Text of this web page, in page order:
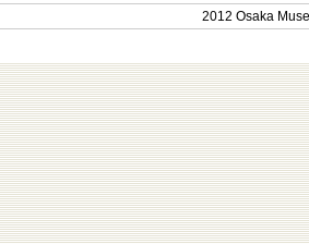
2012 Osaka